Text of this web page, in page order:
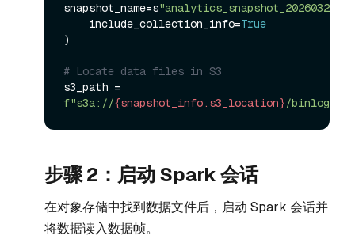
snapshot_name=s"analytics_snapshot_20260321"
    include_collection_info=
True
)
# Locate data files in S3
f"s3a://{snapshot_info.s3_location}/binlogs/"
步骤 2：启动 Spark 会话
在对象存储中找到数据文件后，启动 Spark 会话并
将数据读入数据帧。